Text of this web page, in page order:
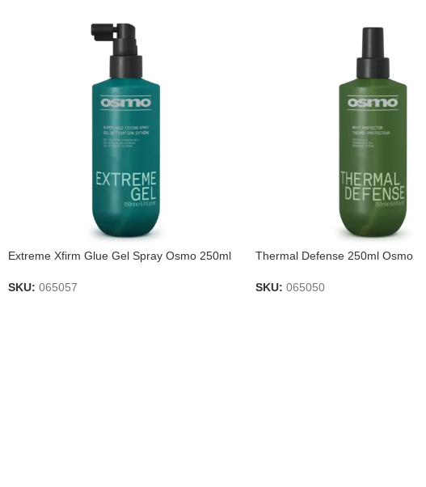
Extreme Xfirm Glue Gel Spray Osmo 250ml
SKU: 065057
Thermal Defense 250ml Osmo
SKU: 065050